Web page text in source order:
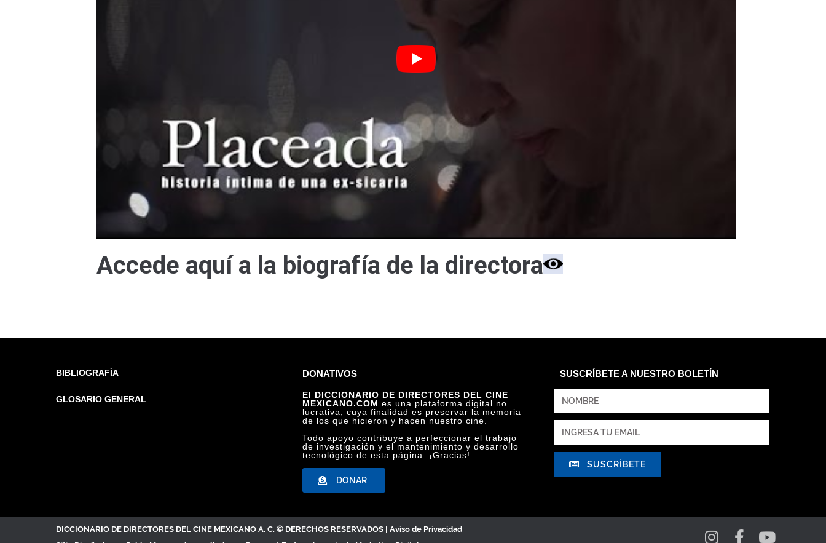
Accede aquí a la biografía de la directora
BIBLIOGRAFÍA
GLOSARIO GENERAL
DONATIVOS
El DICCIONARIO DE DIRECTORES DEL CINE
MEXICANO.COM es una plataforma digital no
lucrativa, cuya finalidad es preservar la memoria
de los que hicieron y hacen nuestro cine.
Todo apoyo contribuye a perfeccionar el trabajo
de investigación y el mantenimiento y desarrollo
tecnológico de esta página. ¡Gracias!
DONAR
SUSCRÍBETE A NUESTRO BOLETÍN
SUSCRÍBETE
DICCIONARIO DE DIRECTORES DEL CINE MEXICANO A. C. © DERECHOS RESERVADOS | Aviso de Privacidad